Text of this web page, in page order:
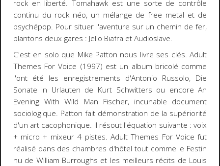
rock en liberté. Tomahawk est une sorte de contrôle
continu du rock néo, un mélange de free metal et de
psychépop. Pour situer l'aventure sur un chemin de fer,
plantons deux gares : Jello Biafra et Audioslave.
C'est en solo que Mike Patton nous livre ses clés.Adult
Themes For Voice (1997) est un album bricolé comme
l'ont été les enregistrements d'Antonio Russolo, Die
Sonate In Urlauten de Kurt Schwitters ou encoreAn
Evening With Wild Man Fischer,incunable document
sociologique. Patton fait démonstration de la supériorité
d'un art cacophonique. Il résout l'équation suivante : voix
+ micro + mixeur 4 pistes. Adult Themes For Voice fut
réalisé dans des chambres d'hôtel tout comme le Festin
nu de William Burroughs et les meilleurs récits de Louis